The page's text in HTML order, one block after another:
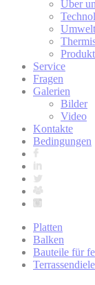
Über
Umwelt
Service
Fragen
Galerien
Bilder
Video
Kontakte
Bedingungen
Platten
Balken
Bauteile für